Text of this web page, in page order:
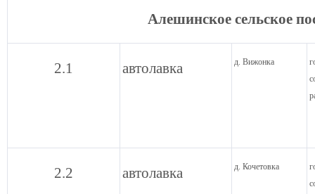
Алешинское сельское
2.1 автолавка д. Вижонка
2.2 автолавка д. Кочетовка